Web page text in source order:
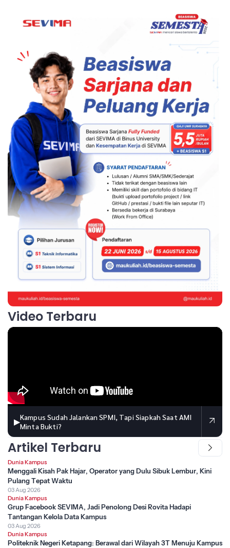
Video Terbaru
▶Kampus Sudah Jalankan SPMI, Tapi Siapkah Saat AMI
Minta Bukti?
Artikel Terbaru
Dunia Kampus
Menggali Kisah Pak Hajar, Operator yang Dulu Sibuk Lembur, Kini
Pulang Tepat Waktu
03 Aug 2026
Dunia Kampus
Grup Facebook SEVIMA, Jadi Penolong Desi Rovita Hadapi
Tantangan Kelola Data Kampus
03 Aug 2026
Dunia Kampus
Politeknik Negeri Ketapang: Berawal dari Wilayah 3T Menuju Kampus